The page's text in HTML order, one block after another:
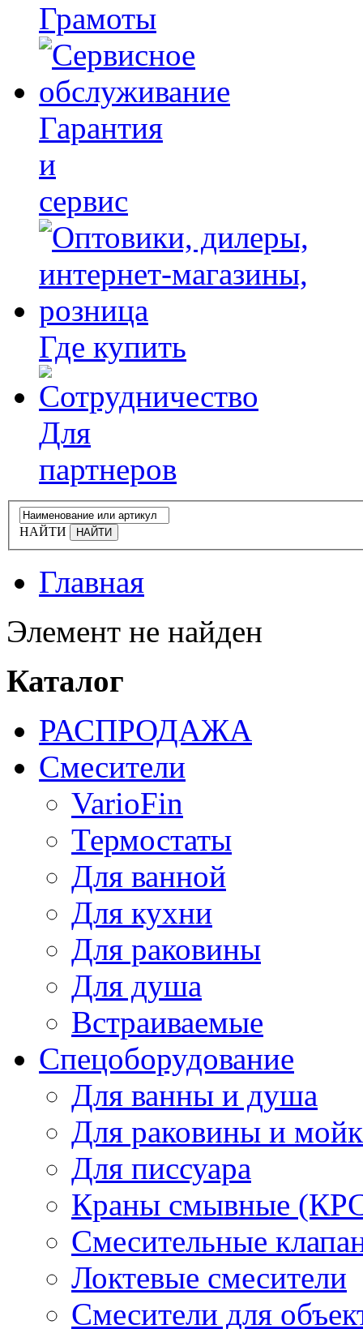
Грамоты
Гарантия
и
сервис
Где купить
Для
партнеров
НАЙТИ
Главная
Элемент не найден
Каталог
РАСПРОДАЖА
Смесители
VarioFin
Термостаты
Для ванной
Для кухни
Для раковины
Для душа
Встраиваемые
Спецоборудование
Для ванны и душа
Для раковины и
Для писсуара
Краны смывные
Смесительные
Локтевые смесители
Смесители для